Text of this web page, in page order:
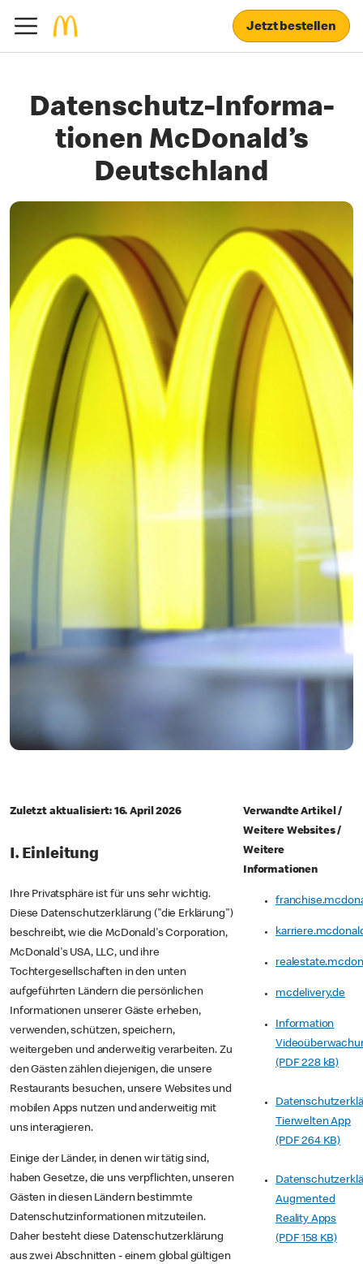
Jetzt bestellen
Daten­schutz-Infor­ma­
tionen McDonald’s
Deutschland
Zuletzt aktualisiert: 16. April 2026
I. Einleitung
Ihre Privatsphäre ist für uns sehr wichtig.
Diese Datenschutzerklärung ("die Erklärung")
beschreibt, wie die McDonald's Corporation,
McDonald's USA, LLC, und ihre
Tochtergesellschaften in den unten
aufgeführten Ländern die persönlichen
Informationen unserer Gäste erheben,
verwenden, schützen, speichern,
weitergeben und anderweitig verarbeiten. Zu
den Gästen zählen diejenigen, die unsere
Restaurants besuchen, unsere Websites und
mobilen Apps nutzen und anderweitig mit
uns interagieren.
Einige der Länder, in denen wir tätig sind,
haben Gesetze, die uns verpflichten, unseren
Gästen in diesen Ländern bestimmte
Datenschutzinformationen mitzuteilen.
Daher besteht diese Datenschutzerklärung
aus zwei Abschnitten - einem global gültigen
Verwandte Artikel /
Weitere Websites /
Weitere
Informationen
mcdelivery.de
Information
(PDF 228 kB)
Tierwelten App
(PDF 264 KB)
Augmented
Reality Apps
(PDF 158 KB)